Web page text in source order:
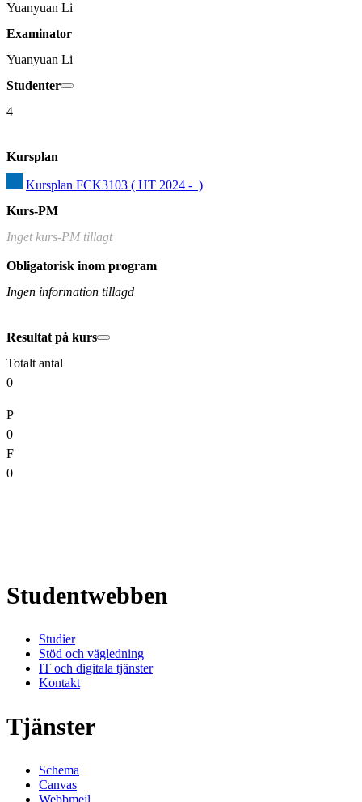
Yuanyuan Li
Examinator
Yuanyuan Li
Studenter
4
Kursplan
Kursplan FCK3103 ( HT 2024 -  )
Kurs-PM
Inget kurs-PM tillagt
Obligatorisk inom program
Ingen information tillagd
Resultat på kurs
Totalt antal
0
P
0
F
0
Studentwebben
Studier
Stöd och vägledning
IT och digitala tjänster
Kontakt
Tjänster
Schema
Canvas
Webbmejl